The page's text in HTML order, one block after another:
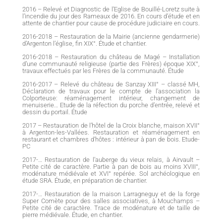
2016 – Relevé et Diagnostic de l’Eglise de Bouillé-Loretz suite à
l’incendie du jour des Rameaux de 2016. En cours d’étude et en
attente de chantier pour cause de procédure judiciaire en cours.
2016-2018 – Restauration de la Mairie (ancienne gendarmerie)
d’Argenton l’église, fin XIX°. Étude et chantier.
2016-2018 – Restauration du château de Magé – Installation
d’une communauté religieuse (partie des Frères) époque XIX°,
travaux effectués par les Frères de la communauté. Étude
2016-2017 – Relevé du château de Sanzay XIII° – classé MH,
Déclaration de travaux pour le compte de l’association la
Colporteuse: réaménagement intérieur, changement de
menuiserie… Etude de la réfection du porche d’entrée, relevé et
dessin du portail. Étude
2017 – Restauration de l’hôtel de la Croix blanche, maison XVII°
à Argenton-les-Vallées. Restauration et réaménagement en
restaurant et chambres d’hôtes : intérieur à pan de bois. Etude-
PC
2017-… Restauration de l’auberge du vieux relais, à Airvault –
Petite cité de caractère. Partie à pan de bois au moins XVIII°,
modénature médiévale et XVI° repérée. Sol archéologique en
étude SRA. Étude, en préparation de chantier.
2017-… Restauration de la maison Larragneguy et de la forge
Super Comète pour des salles associatives, à Mouchamps –
Petite cité de caractère. Trace de modénature et de taille de
pierre médiévale. Étude, en chantier.